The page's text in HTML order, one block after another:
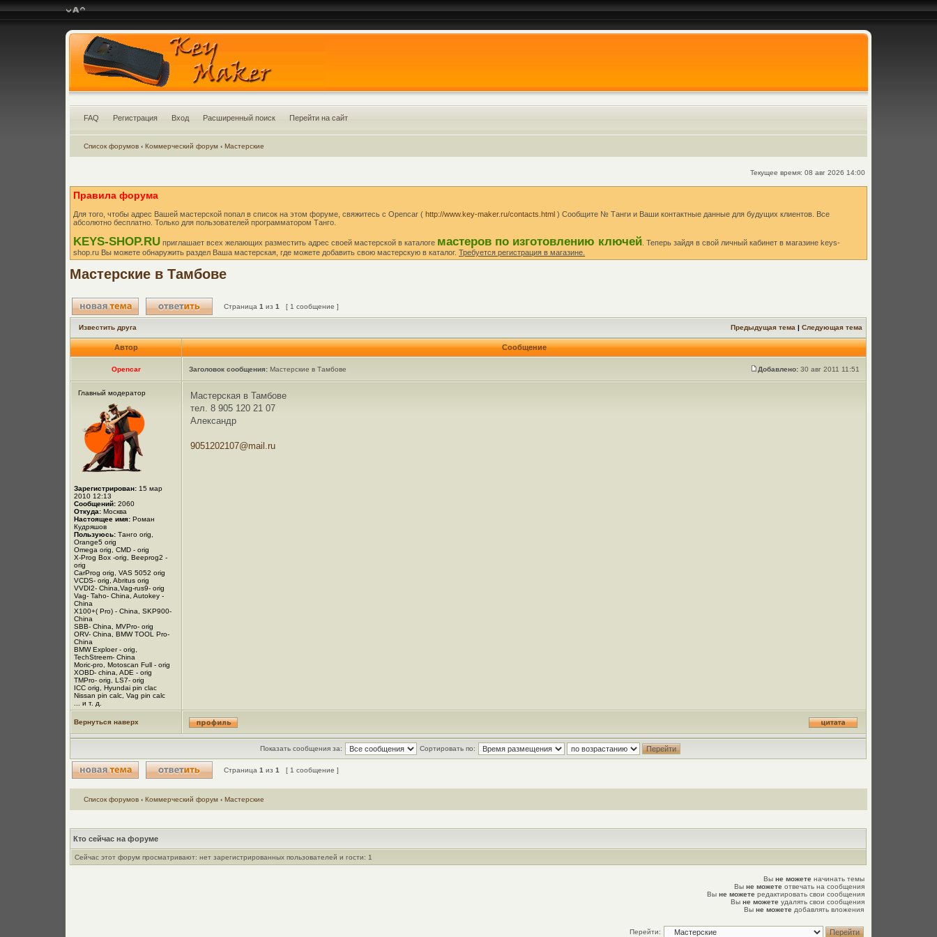
FAQ Регистрация Вход Расширенный поиск Перейти на сайт
Список форумов ‹ Коммерческий форум ‹ Мастерские
Текущее время: 08 авг 2026 14:00
Правила форума
Для того, чтобы адрес Вашей мастерской попал в список на этом форуме, свяжитесь с Opencar (http://www.key-maker.ru/contacts.html ) Сообщите № Танги и Ваши контактные данные для будущих клиентов. Все
абсолютно бесплатно. Только для пользователей программатором Танго.
KEYS-SHOP.RU приглашает всех желающих разместить адрес своей мастерской в каталоге мастеров по изготовлению ключей . Теперь зайдя в свой личный кабинет в магазине keys-
shop.ru Вы можете обнаружить раздел Ваша мастерская, где можете добавить свою мастерскую в каталог.Требуется регистрация в магазине.
Мастерские в Тамбове
Страница1 из1 [ 1 сообщение ]
Известить друга Предыдущая тема |Следующая тема
Автор Сообщение
Opencar Заголовок сообщения: Мастерские в Тамбове Добавлено: 30 авг 2011 11:51
Главный модератор
Зарегистрирован: 15 мар
2010 12:13
Сообщений: 2060
Откуда: Москва
Настоящее имя: Роман
Кудряшов
Пользуюсь: Танго orig,
Orange5 orig
Omega orig, CMD - orig
X-Prog Box -orig, Beeprog2 -
orig
CarProg orig, VAS 5052 orig
VCDS- orig, Abritus orig
VVDI2- China,Vag-rus9- orig
Vag- Taho- China, Autokey -
China
X100+( Pro) - China, SKP900-
China
SBB- China, MVPro- orig
ORV- China, BMW TOOL Pro-
China
BMW Exploer - orig,
TechStreem- China
Moric-pro, Motoscan Full - orig
XOBD- china, ADE - orig
TMPro- orig, LS7- orig
ICC orig, Hyundai pin clac
Nissan pin calc, Vag pin calc
... и т. д.
Мастерская в Тамбове
тел. 8 905 120 21 07
Александр
9051202107@mail.ru
Вернуться наверх
Показать сообщения за: Сортировать по:
Страница1 из1 [ 1 сообщение ]
Список форумов ‹ Коммерческий форум ‹ Мастерские
Кто сейчас на форуме
Сейчас этот форум просматривают: нет зарегистрированных пользователей и гости: 1
Выне можете начинать темы
Выне можете отвечать на сообщения
Выне можете редактировать свои сообщения
Выне можете удалять свои сообщения
Выне можете добавлять вложения
Перейти: